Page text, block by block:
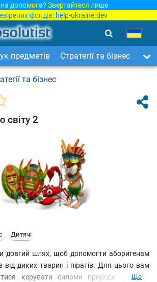
допомога? Звертайтеся лише
фондів: help-ukraine.dev
предметів Стратегії та бізнес
та бізнес
світу 2
Дитячі
довгий шлях, щоб допомогти аборигенам
від диких тварин і піратів. Для цього вам
керувати силами природи і навіть
Ще